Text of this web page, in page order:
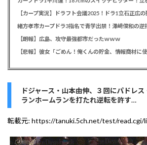
【カープ実況】ドラフト会議2025！ドラ1立石正広
【朗報】広島、攻守最強都市だったｗｗｗ
ドジャース・山本由伸、３回にパドレ
ランホームランを打たれ逆転を許す…
転載元: https://tanuki.5ch.net/test/read.cgi/